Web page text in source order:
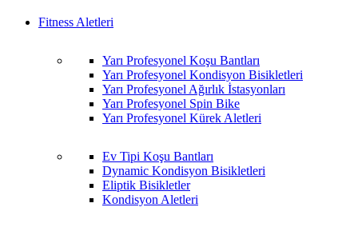
Fitness Aletleri
Yarı Profesyonel Koşu Bantları
Yarı Profesyonel Kondisyon Bisikletleri
Yarı Profesyonel Ağırlık İstasyonları
Yarı Profesyonel Spin Bike
Yarı Profesyonel Kürek Aletleri
Ev Tipi Koşu Bantları
Dynamic Kondisyon Bisikletleri
Eliptik Bisikletler
Kondisyon Aletleri